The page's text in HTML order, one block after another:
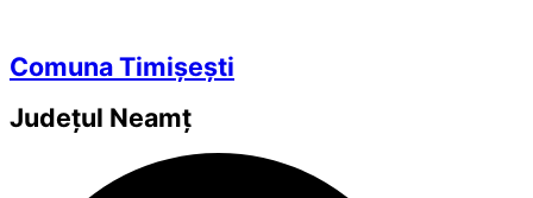
Comuna Timișești
Județul Neamț